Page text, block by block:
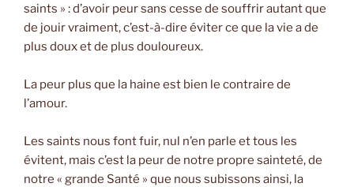
saints » : d’avoir peur sans cesse de souffrir autant que
de jouir vraiment, c’est-à-dire éviter ce que la vie a de
plus doux et de plus douloureux.
La peur plus que la haine est bien le contraire de
l’amour.
Les saints nous font fuir, nul n’en parle et tous les
évitent, mais c’est la peur de notre propre sainteté, de
notre « grande Santé » que nous subissons ainsi, la